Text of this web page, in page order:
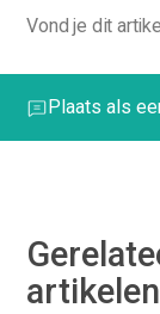
Vond je dit
Plaats als
artikelen